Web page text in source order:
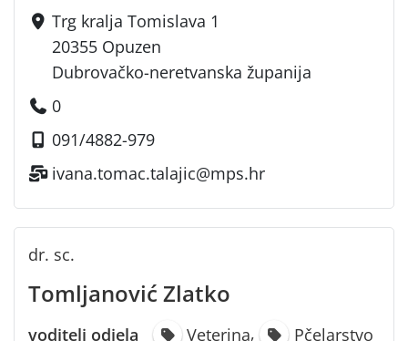
Trg kralja Tomislava 1
20355 Opuzen
Dubrovačko-neretvanska županija
0
091/4882-979
ivana.tomac.talajic@mps.hr
dr. sc.
Tomljanović Zlatko
voditelj odjela Veterina, Pčelarstvo